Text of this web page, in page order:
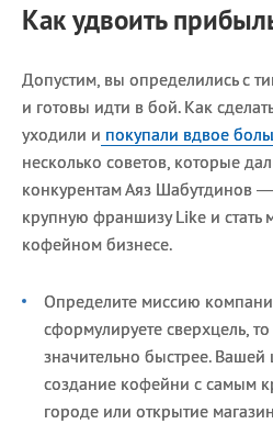
Как удвоить
Допустим, вы определились с
и готовы идти в бой. Как
уходили и покупали вдвое
несколько советов, которые
конкурентам Аяз Шабутдинов —
крупную франшизу Like и стать
кофейном бизнесе.
Определите миссию
сформулируете сверхцель,
значительно быстрее. Вашей
создание кофейни с самым
городе или открытие